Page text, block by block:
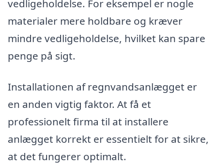
vedligeholdelse. For eksempel er nogle
materialer mere holdbare og kræver
mindre vedligeholdelse, hvilket kan spare
penge på sigt.
Installationen af regnvandsanlægget er
en anden vigtig faktor. At få et
professionelt firma til at installere
anlægget korrekt er essentielt for at sikre,
at det fungerer optimalt.